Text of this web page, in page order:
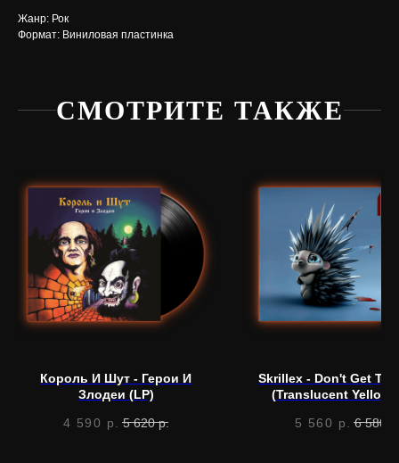
Жанр: Рок
Формат: Виниловая пластинка
СМОТРИТЕ ТАКЖЕ
Король И Шут - Герои И
Злодеи (LP)
4 590 р. 5 620 р.
Skrillex - Don't Get
(Translucent Yellow)
5 560 р. 6 580
Нужна
помощь?
Напишите нам, мы ответим
на все вопросы и поможем